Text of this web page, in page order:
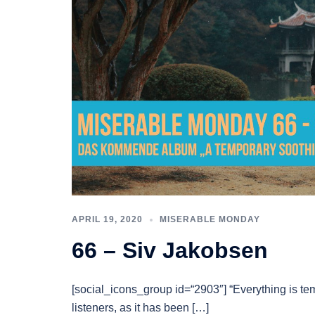
APRIL 19, 2020 MISERABLE MONDAY
66 – Siv Jakobsen
[social_icons_group id=“2903″] “Everything is
listeners, as it has been […]